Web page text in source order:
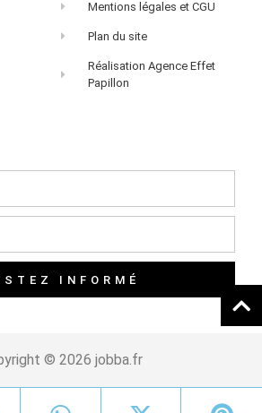
Mentions légales et CGU
Plan du site
Réalisation Agence Effet
Papillon
INFORMÉ
© 2026 jobba.fr